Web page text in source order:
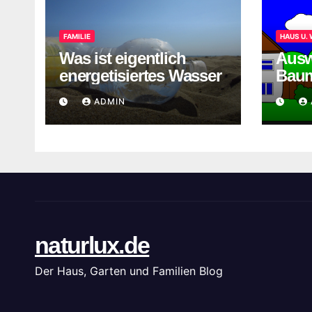
FAMILIE
Was ist eigentlich
energetisiertes Wasser
ADMIN
HAUS U.
naturlux.de
Der Haus, Garten und Familien Blog